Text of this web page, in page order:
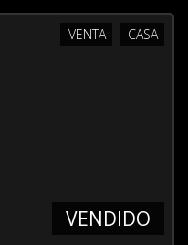
CASA
VENTA
VENDIDO